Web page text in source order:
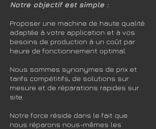
Notre objectif est simple :
Proposer une machine de haute qualité
adaptée à votre application et à vos
besoins de production à un coût par
heure de fonctionnement optimal.
Nous sommes synonymes de prix et
tarifs compétitifs, de solutions sur
mesure et de réparations rapides sur
site.
Notre force réside dans le fait que
nous réparons nous-mêmes les